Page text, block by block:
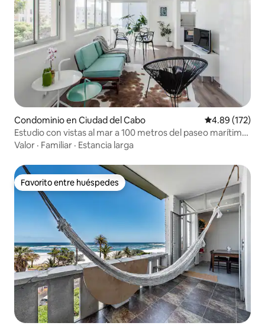
Condominio en Ciudad del Cabo Calificación
4.89 (172)
Estudio con vistas al mar a 100 metros del paseo marítimo
de Sea Point
Valor · Familiar · Estancia larga
Favorito entre huéspedes
Favorito entre huéspedes